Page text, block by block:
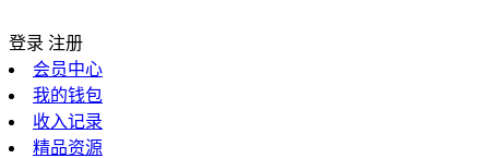
登录 注册
会员中心
我的钱包
收入记录
精品资源